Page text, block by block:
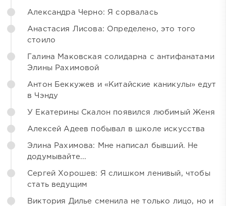
Александра Черно: Я сорвалась
Анастасия Лисова: Определено, это того
стоило
Галина Маковская солидарна с антифанатами
Элины Рахимовой
Антон Беккужев и «Китайские каникулы» едут
в Чэнду
У Екатерины Скалон появился любимый Женя
Алексей Адеев побывал в школе искусства
Элина Рахимова: Мне написал бывший. Не
додумывайте...
Сергей Хорошев: Я слишком ленивый, чтобы
стать ведущим
Виктория Дилье сменила не только лицо, но и